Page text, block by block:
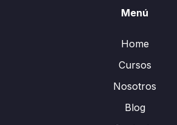
Menú
Home
Cursos
Nosotros
Blog